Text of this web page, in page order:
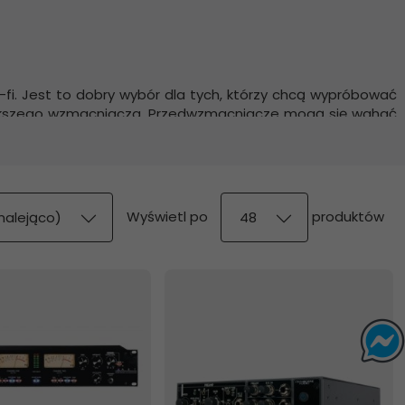
fi. Jest to dobry wybór dla tych, którzy chcą wypróbować
wzmacniacza. Przedwzmacniacze mogą się wahać
które zawierają wewnętrzne przetworniki cyfrowo-
odtwarzania plików cyfrowych.
Wyświetl po
pop
48
produktów